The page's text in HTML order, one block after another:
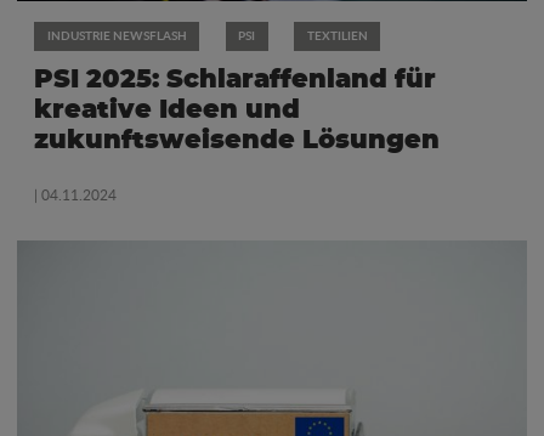
INDUSTRIE NEWSFLASH PSI TEXTILIEN
PSI 2025: Schlaraffenland für
kreative Ideen und
zukunftsweisende Lösungen
| 04.11.2024